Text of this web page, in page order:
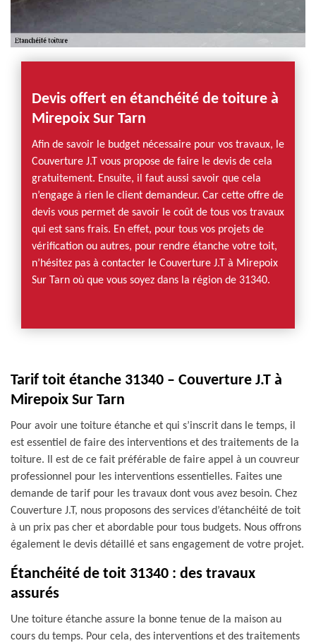
Devis offert en étanchéité de toiture à
Mirepoix Sur Tarn
Afin de savoir le budget nécessaire pour vos travaux, le
Couverture J.T vous propose de faire le devis de cela
gratuitement. Ensuite, il faut aussi savoir que cela
n’engage à rien le client demandeur. Car cette offre de
devis vous permet de savoir le coût de tous vos travaux
qui est sans frais. En effet, pour tous vos projets de
vérification ou autres, pour rendre étanche votre toit,
n’hésitez pas à contacter le Couverture J.T à Mirepoix
Sur Tarn où que vous soyez dans la région de 31340.
Tarif toit étanche 31340 – Couverture J.T à
Mirepoix Sur Tarn
Pour avoir une toiture étanche et qui s’inscrit dans le temps, il
est essentiel de faire des interventions et des traitements de la
toiture. Il est de ce fait préférable de faire appel à un couvreur
professionnel pour les interventions essentielles. Faites une
demande de tarif pour les travaux dont vous avez besoin. Chez
Couverture J.T, nous proposons des services d’étanchéité de toit
à un prix pas cher et abordable pour tous budgets. Nous offrons
également le devis détaillé et sans engagement de votre projet.
Étanchéité de toit 31340 : des travaux
assurés
Une toiture étanche assure la bonne tenue de la maison au
cours du temps. Pour cela, des interventions et des traitements